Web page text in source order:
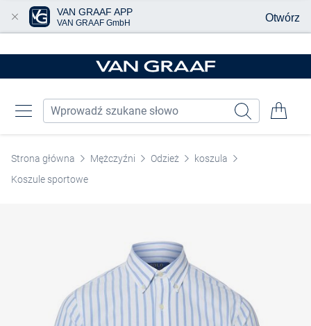
Strona główna Mężczyźni Odzież
koszula
Koszule sportowe
VAN GRAAF APP
VAN GRAAF GmbH Otwórz